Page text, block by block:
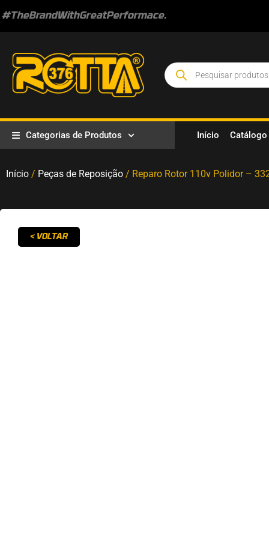
#TheBrandWithGreatPerformace.
Categorias de Produtos Início Catálogo
Início / Peças de Reposição / Reparo Rotor 110v Polidor –
< VOLTAR